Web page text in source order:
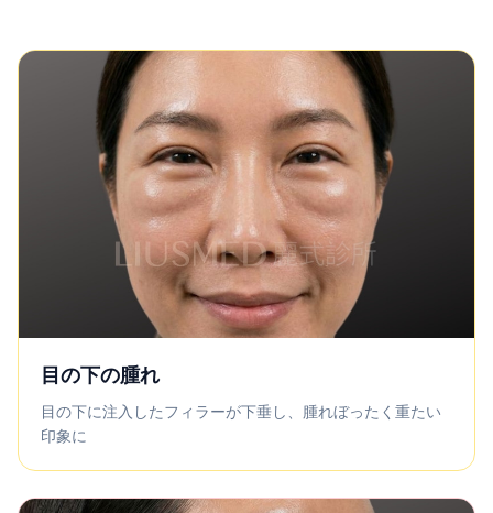
目の下の腫れ
目の下に注入したフィラーが下垂し、腫れぼったく重たい
印象に